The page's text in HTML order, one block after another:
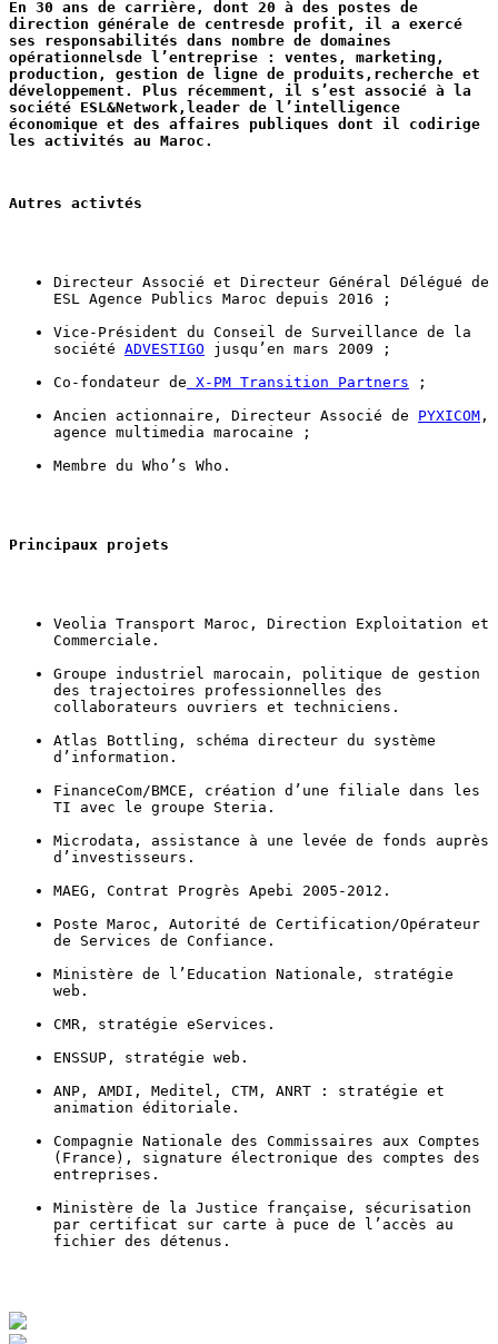
En 30 ans de carrière, dont 20 à des postes de
direction générale de centresde profit, il a exercé
ses responsabilités dans nombre de domaines
opérationnelsde l’entreprise : ventes, marketing,
production, gestion de ligne de produits, recherche et
développement. Plus récemment, il s’est associé à la
société ESL&Network,leader de l’intelligence
économique et des affaires publiques dont il codirige
les activités au Maroc.
Autres activtés
Directeur Associé et Directeur Général Délégué de
ESL Agence Publics Maroc depuis 2016 ;
Vice-Président du Conseil de Surveillance de la
société ADVESTIGO jusqu’en mars 2009 ;
Co-fondateur de X-PM Transition Partners ;
Ancien actionnaire, Directeur Associé de PYXICOM ,
agence multimedia marocaine ;
Membre du Who’s Who.
Principaux projets
Veolia Transport Maroc, Direction Exploitation et
Commerciale.
Groupe industriel marocain, politique de gestion
des trajectoires professionnelles des
collaborateurs ouvriers et techniciens.
Atlas Bottling, schéma directeur du système
d’information.
FinanceCom/BMCE, création d’une filiale dans les
TI avec le groupe Steria.
Microdata, assistance à une levée de fonds auprès
d’investisseurs.
MAEG, Contrat Progrès Apebi 2005-2012.
Poste Maroc, Autorité de Certification/Opérateur
de Services de Confiance.
Ministère de l’Education Nationale, stratégie
web.
CMR, stratégie eServices.
ENSSUP, stratégie web.
ANP, AMDI, Meditel, CTM, ANRT : stratégie et
animation éditoriale.
Compagnie Nationale des Commissaires aux Comptes
(France), signature électronique des comptes des
entreprises.
Ministère de la Justice française, sécurisation
par certificat sur carte à puce de l’accès au
fichier des détenus.